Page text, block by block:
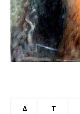
Δ Τ